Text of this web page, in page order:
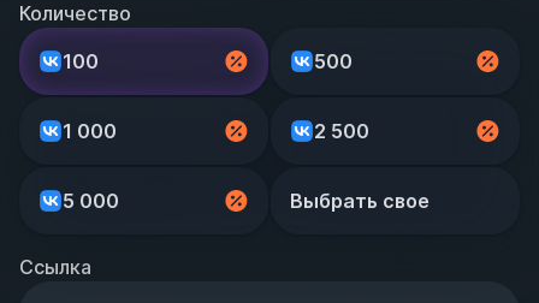
Количество
100
500
1 000 2 500
5 000 Выбрать свое
Ссылка